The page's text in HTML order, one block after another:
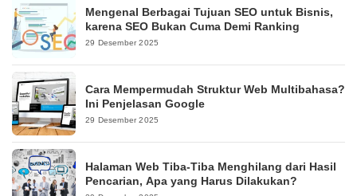
Mengenal Berbagai Tujuan SEO untuk Bisnis,
karena SEO Bukan Cuma Demi Ranking
29 Desember 2025
Cara Mempermudah Struktur Web Multibahasa?
Ini Penjelasan Google
29 Desember 2025
Halaman Web Tiba-Tiba Menghilang dari Hasil
Pencarian, Apa yang Harus Dilakukan?